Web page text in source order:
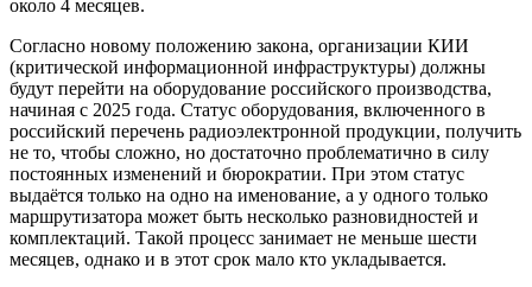
около 4 месяцев.
Согласно новому положению закона, организации КИИ
(критической информационной инфраструктуры) должны
будут перейти на оборудование российского производства,
начиная с 2025 года. Статус оборудования, включенного в
российский перечень радиоэлектронной продукции, получить
не то, чтобы сложно, но достаточно проблематично в силу
постоянных изменений и бюрократии. При этом статус
выдаётся только на одно на именование, а у одного только
маршрутизатора может быть несколько разновидностей и
комплектаций. Такой процесс занимает не меньше шести
месяцев, однако и в этот срок мало кто укладывается.